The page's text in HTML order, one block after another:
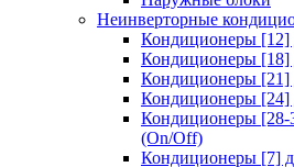
Неинверторные
Кондиционеры [12]
Кондиционеры [18]
Кондиционеры [21]
Кондиционеры [24]
Кондиционеры [28-
(On/Off)
Кондиционеры [7]